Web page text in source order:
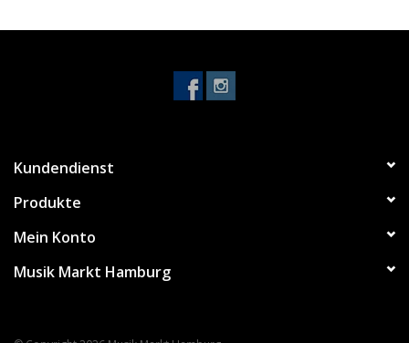
Kundendienst
Produkte
Mein Konto
Musik Markt Hamburg